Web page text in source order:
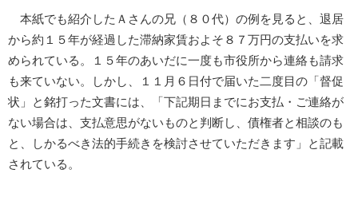
本紙でも紹介したＡさんの兄（８０代）の例を見ると、退居
から約１５年が経過した滞納家賃およそ８７万円の支払いを求
められている。１５年のあいだに一度も市役所から連絡も請求
も来ていない。しかし、１１月６日付で届いた二度目の「督促
状」と銘打った文書には、「下記期日までにお支払・ご連絡が
ない場合は、支払意思がないものと判断し、債権者と相談のも
と、しかるべき法的手続きを検討させていただきます」と記載
されている。